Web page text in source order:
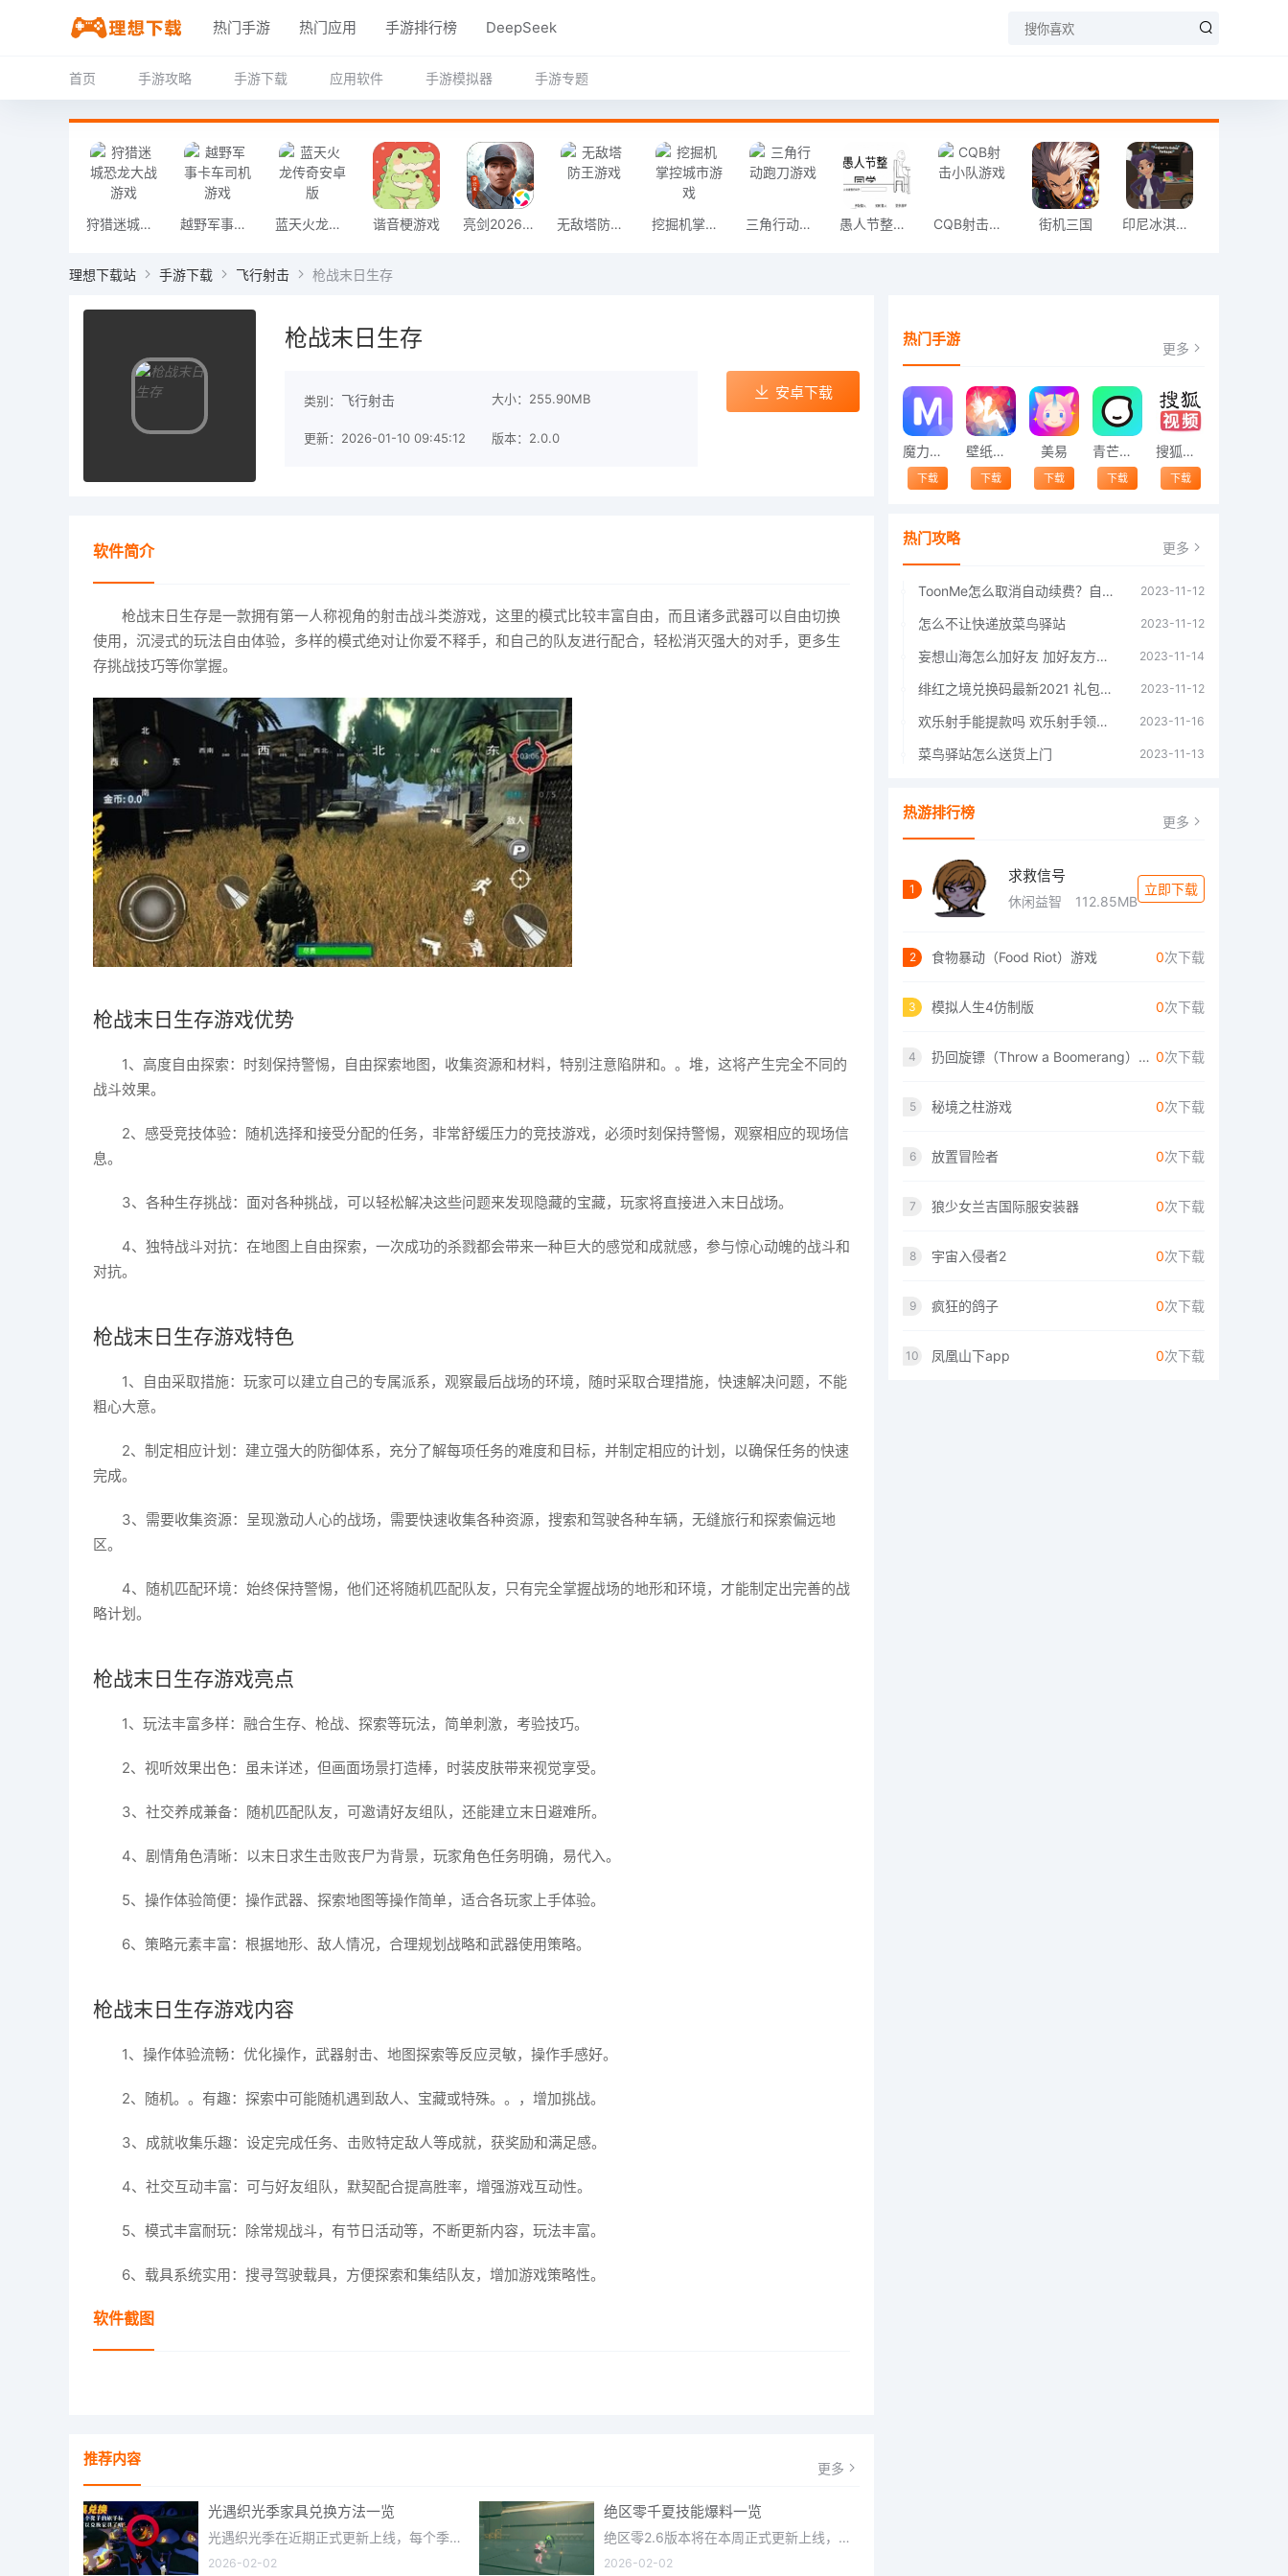
热门手游 热门应用 手游排行榜 DeepSeek
首页 手游攻略 手游下载 应用软件 手游模拟器 手游专题
狩猎迷城恐龙大战游戏 越野军事卡车司机游戏 蓝天火龙传奇安卓版 谐音梗游戏 亮剑2026官方版 无敌塔防王游戏 挖掘机掌控城市游戏 三角行动跑刀游戏 愚人节整同学 CQB射击小队游戏 街机三国 印尼冰淇淋店模拟器
理想下载站 手游下载 飞行射击 枪战末日生存
枪战末日生存
类别： 飞行射击 大小：255.90MB
更新：2026-01-10 09:45:12 版本：2.0.0
安卓下载
软件简介
枪战末日生存是一款拥有第一人称视角的射击战斗类游戏，这里的模式比较丰富自由，而且诸多武器可以自由切换
使用，沉浸式的玩法自由体验，多样的模式绝对让你爱不释手，和自己的队友进行配合，轻松消灭强大的对手，更多生
存挑战技巧等你掌握。
枪战末日生存游戏优势
1、高度自由探索：时刻保持警惕，自由探索地图，收集资源和材料，特别注意陷阱和。。堆，这将产生完全不同的
战斗效果。
2、感受竞技体验：随机选择和接受分配的任务，非常舒缓压力的竞技游戏，必须时刻保持警惕，观察相应的现场信
息。
3、各种生存挑战：面对各种挑战，可以轻松解决这些问题来发现隐藏的宝藏，玩家将直接进入末日战场。
4、独特战斗对抗：在地图上自由探索，一次成功的杀戮都会带来一种巨大的感觉和成就感，参与惊心动魄的战斗和
对抗。
枪战末日生存游戏特色
1、自由采取措施：玩家可以建立自己的专属派系，观察最后战场的环境，随时采取合理措施，快速解决问题，不能
粗心大意。
2、制定相应计划：建立强大的防御体系，充分了解每项任务的难度和目标，并制定相应的计划，以确保任务的快速
完成。
3、需要收集资源：呈现激动人心的战场，需要快速收集各种资源，搜索和驾驶各种车辆，无缝旅行和探索偏远地
区。
4、随机匹配环境：始终保持警惕，他们还将随机匹配队友，只有完全掌握战场的地形和环境，才能制定出完善的战
略计划。
枪战末日生存游戏亮点
1、玩法丰富多样：融合生存、枪战、探索等玩法，简单刺激，考验技巧。
2、视听效果出色：虽未详述，但画面场景打造棒，时装皮肤带来视觉享受。
3、社交养成兼备：随机匹配队友，可邀请好友组队，还能建立末日避难所。
4、剧情角色清晰：以末日求生击败丧尸为背景，玩家角色任务明确，易代入。
5、操作体验简便：操作武器、探索地图等操作简单，适合各玩家上手体验。
6、策略元素丰富：根据地形、敌人情况，合理规划战略和武器使用策略。
枪战末日生存游戏内容
1、操作体验流畅：优化操作，武器射击、地图探索等反应灵敏，操作手感好。
2、随机。。有趣：探索中可能随机遇到敌人、宝藏或特殊。。，增加挑战。
3、成就收集乐趣：设定完成任务、击败特定敌人等成就，获奖励和满足感。
4、社交互动丰富：可与好友组队，默契配合提高胜率，增强游戏互动性。
5、模式丰富耐玩：除常规战斗，有节日活动等，不断更新内容，玩法丰富。
6、载具系统实用：搜寻驾驶载具，方便探索和集结队友，增加游戏策略性。
软件截图
推荐内容 更多
光遇织光季家具兑换方法一览
光遇织光季在近期正式更新上线，每个季节都有着许多全新内容和资讯可以让你来体验，不少刚体验的小伙伴想要知道
2026-02-02
绝区零千夏技能爆料一览
绝区零2.6版本将在本周正式更新上线，上周的前瞻直播官方给玩家们带来关于最新版本的卡池信息和相关活动内容，
2026-02-02
热门手游 更多
魔力相册
下载
壁纸精灵
下载
美易
下载
青芒交友软件官方版2021 v1.3
下载
搜狐视频app免费送会员下载安装到手机 v8.8.5
下载
热门攻略 更多
ToonMe怎么取消自动续费？自动续费关闭方法 2023-11-12
怎么不让快递放菜鸟驿站 2023-11-12
妄想山海怎么加好友 加好友方法大全 2023-11-14
绯红之境兑换码最新2021 礼包兑换码大全 2023-11-12
欢乐射手能提款吗 欢乐射手领红包是真的吗 2023-11-16
菜鸟驿站怎么送货上门 2023-11-13
热游排行榜 更多
1
求救信号
休闲益智 112.85MB
立即下载
2 食物暴动（Food Riot）游戏 0次下载
3 模拟人生4仿制版 0次下载
4 扔回旋镖（Throw a Boomerang）手游 0次下载
5 秘境之柱游戏 0次下载
6 放置冒险者 0次下载
7 狼少女兰吉国际服安装器 0次下载
8 宇宙入侵者2 0次下载
9 疯狂的鸽子 0次下载
10 凤凰山下app 0次下载